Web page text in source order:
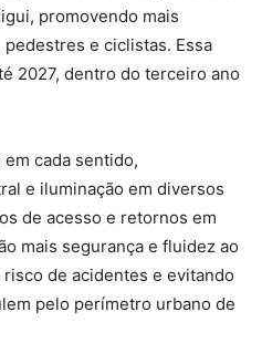
promovendo mais
e ciclistas. Essa
2027, dentro do terceiro ano
cada sentido,
e iluminação em diversos
de acesso e retornos em
mais segurança e fluidez ao
de acidentes e evitando
pelo perímetro urbano de